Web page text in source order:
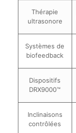
Thérapie
ultrasonore
Systèmes de
biofeedback
Dispositifs
DRX9000™
Inclinaisons
contrôlées